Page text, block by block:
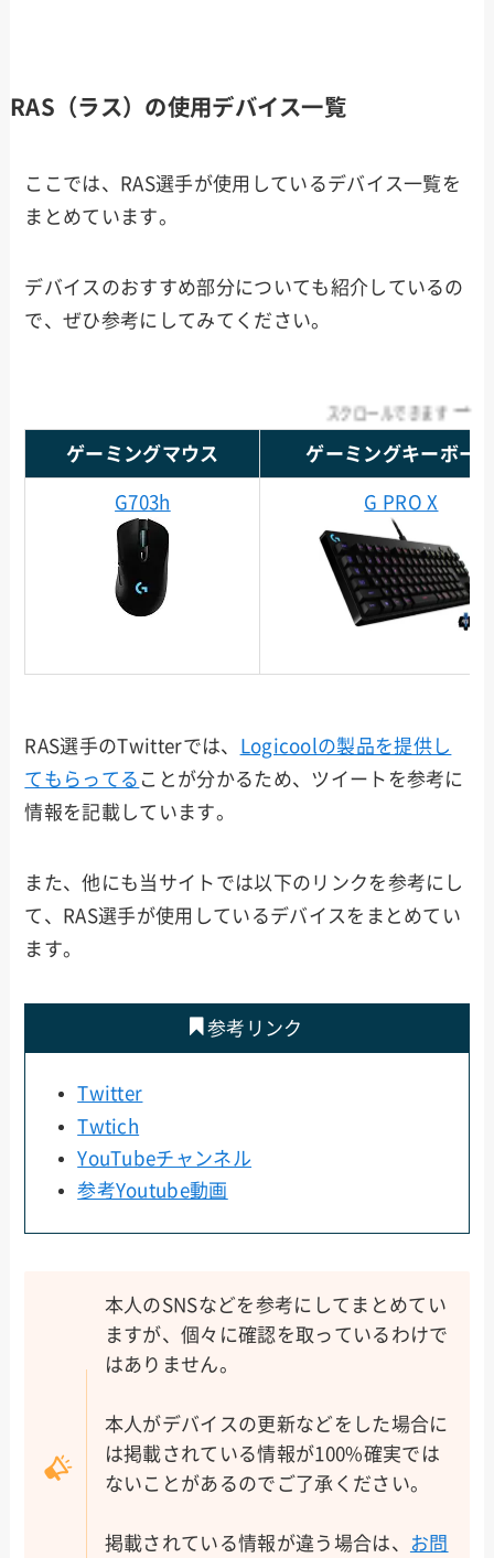
RAS（ラス）の使用デバイス一覧
ここでは、RAS選手が使用しているデバイス一覧を
まとめています。
デバイスのおすすめ部分についても紹介しているの
で、ぜひ参考にしてみてください。
スクロールできます
ゲーミングマウス ゲーミングキーボー
G703h G PRO X
RAS選手のTwitterでは、
Logicoolの製品を提供し
てもらってる ことが分かるため、ツイートを参考に
情報を記載しています。
また、他にも当サイトでは以下のリンクを参考にし
て、RAS選手が使用しているデバイスをまとめてい
ます。
参考リンク
Twitter
Twtich
YouTubeチャンネル
参考Youtube動画
本人のSNSなどを参考にしてまとめてい
ますが、個々に確認を取っているわけで
はありません。
本人がデバイスの更新などをした場合に
は掲載されている情報が100%確実では
ないことがあるのでご了承ください。
掲載されている情報が違う場合は、
お問